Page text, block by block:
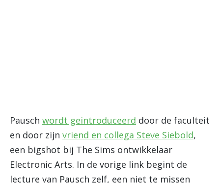
Pausch wordt geintroduceerd door de faculteit
en door zijn vriend en collega Steve Siebold,
een bigshot bij The Sims ontwikkelaar
Electronic Arts. In de vorige link begint de
lecture van Pausch zelf, een niet te missen